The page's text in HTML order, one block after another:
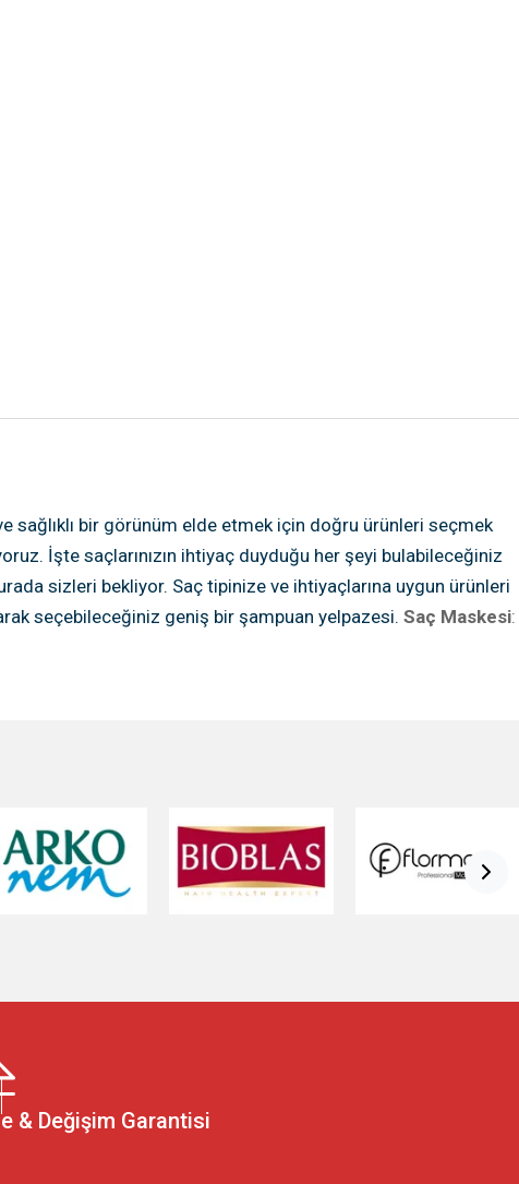
sağlıklı bir görünüm elde etmek için doğru ürünleri seçmek
İşte saçlarınızın ihtiyaç duyduğu her şeyi bulabileceğiniz
sizleri bekliyor. Saç tipinize ve ihtiyaçlarına uygun ürünleri
seçebileceğiniz geniş bir şampuan yelpazesi. Saç Maskesi:
sahip saç kremleri ile saçlarınızı güçlendirin.
saç spreyleri. Saç Köpüğü:Saçınıza hacim ve dolgunluk
Hızlı ve kolay bir şekilde saçınıza hacim kazandıran toz
kategoride bulunmaktadır.Perma Setleri:
sağlayan ve çeşitli stiller oluşturmanıza olanak tanıyan
En Güzel Yolu! Saçlarınızı renklendirmenin ve tarzınızı
& Değişim Garantisi